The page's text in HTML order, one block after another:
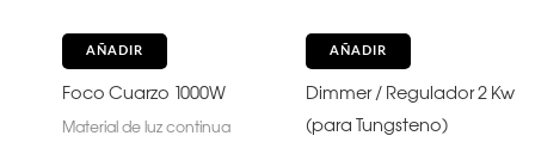
AÑADIR
Foco Cuarzo 1000W
Material de luz continua
AÑADIR
Dimmer / Regulador 2 Kw
(para Tungsteno)